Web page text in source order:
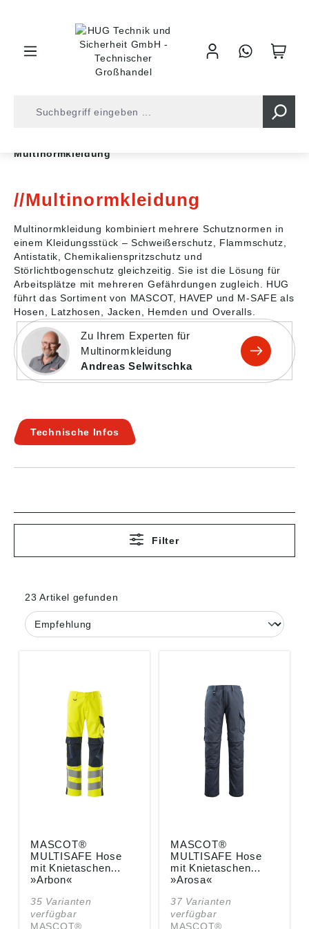
Multinormkleidung
Multinormkleidung
Multinormkleidung kombiniert mehrere Schutznormen in
einem Kleidungsstück – Schweißerschutz, Flammschutz,
Antistatik, Chemikalienspritzschutz und
Störlichtbogenschutz gleichzeitig. Sie ist die Lösung für
Arbeitsplätze mit mehreren Gefährdungen zugleich. HUG
führt das Sortiment von MASCOT, HAVEP und M-SAFE als
Hosen, Latzhosen, Jacken, Hemden und Overalls.
Zu Ihrem Experten für
Multinormkleidung
Andreas Selwitschka
Technische Infos
Filter
23 Artikel gefunden
MASCOT®
MULTISAFE Hose
mit Knietaschen
»Arbon«
35 Varianten
verfügbar
MASCOT®
MASCOT®
MULTISAFE Hose
mit Knietaschen
»Arosa«
37 Varianten
verfügbar
MASCOT®